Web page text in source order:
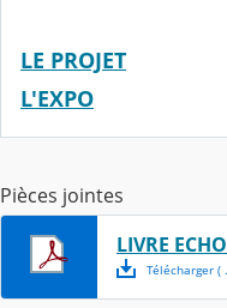
LE PROJET
L'EXPO
Pièces jointes
LIVRE
Télécharger( .